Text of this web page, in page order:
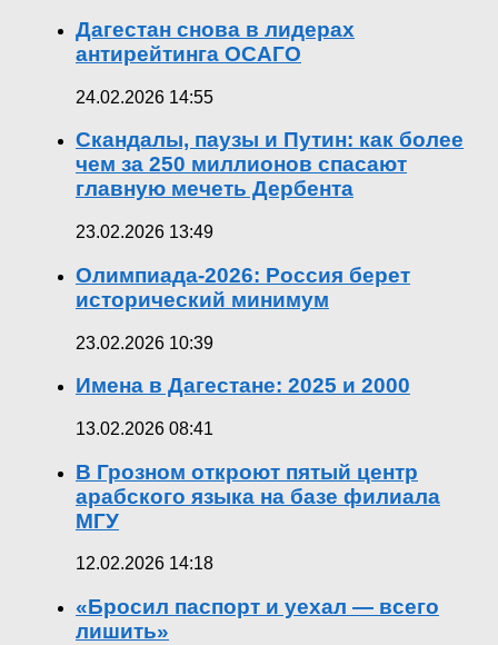
Дагестан снова в лидерах
антирейтинга ОСАГО
24.02.2026 14:55
Скандалы, паузы и Путин: как более
чем за 250 миллионов спасают
главную мечеть Дербента
23.02.2026 13:49
Олимпиада-2026: Россия берет
исторический минимум
23.02.2026 10:39
Имена в Дагестане: 2025 и 2000
13.02.2026 08:41
В Грозном откроют пятый центр
арабского языка на базе филиала
МГУ
12.02.2026 14:18
«Бросил паспорт и уехал — всего
лишить»